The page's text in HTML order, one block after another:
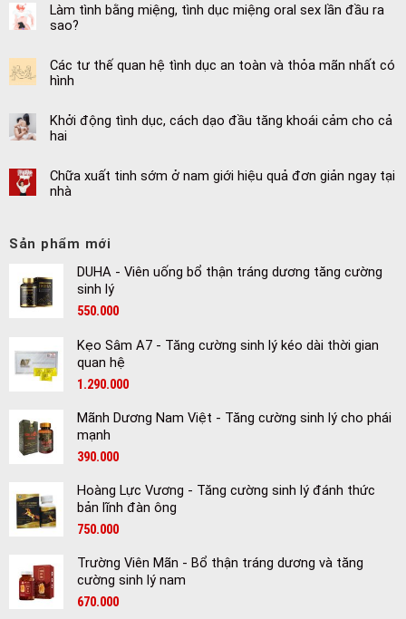
Làm tình bằng miệng, tình dục miệng oral sex lần đầu ra
sao?
Các tư thế quan hệ tình dục an toàn và thỏa mãn nhất có
hình
Khởi động tình dục, cách dạo đầu tăng khoái cảm cho cả
hai
Chữa xuất tinh sớm ở nam giới hiệu quả đơn giản ngay tại
nhà
Sản phẩm mới
DUHA - Viên uống bổ thận tráng dương tăng cường
sinh lý
550.000
Kẹo Sâm A7 - Tăng cường sinh lý kéo dài thời gian
quan hệ
1.290.000
Mãnh Dương Nam Việt - Tăng cường sinh lý cho phái
mạnh
390.000
Hoàng Lực Vương - Tăng cường sinh lý đánh thức
bản lĩnh đàn ông
750.000
Trường Viên Mãn - Bổ thận tráng dương và tăng
cường sinh lý nam
670.000